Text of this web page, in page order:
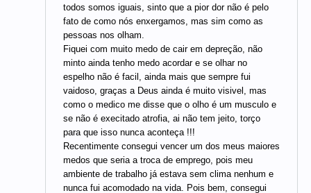
todos somos iguais, sinto que a pior dor não é pelo
fato de como nós enxergamos, mas sim como as
pessoas nos olham.
Fiquei com muito medo de cair em depreção, não
minto ainda tenho medo acordar e se olhar no
espelho não é facil, ainda mais que sempre fui
vaidoso, graças a Deus ainda é muito visivel, mas
como o medico me disse que o olho é um musculo e
se não é execitado atrofia, ai não tem jeito, torço
para que isso nunca aconteça !!!
Recentimente consegui vencer um dos meus maiores
medos que seria a troca de emprego, pois meu
ambiente de trabalho já estava sem clima nenhum e
nunca fui acomodado na vida. Pois bem, consegui